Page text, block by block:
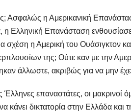
Ασφαλώς η Αμερικανική
η Ελληνική Επανάσταση
η Αμερική του Ουάσιγκτον
της; Ούτε καν με την
άλλωστε, ακριβώς για να μην
επαναστάτες, οι μακρινοί
δικτατορία στην Ελλάδα και